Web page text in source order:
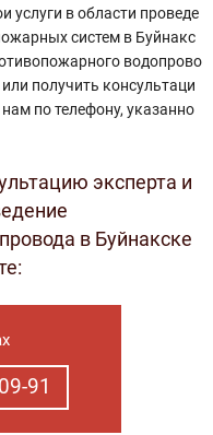
услуги в области проведе
систем в Буйнакс
водопрово
получить консультаци
по телефону, указанно
эксперта и
в Буйнакске
91